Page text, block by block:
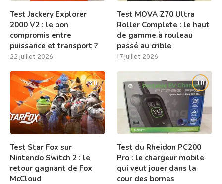
Test Jackery Explorer
2000 V2 : le bon
compromis entre
puissance et transport ?
22 juillet 2026
Test MOVA Z70 Ultra
Roller Complete : le haut
de gamme à rouleau
passé au crible
17 juillet 2026
8.0
Test Star Fox sur
Nintendo Switch 2 : le
retour gagnant de Fox
McCloud
9.0
Test du Rheidon PC200
Pro : le chargeur mobile
qui veut jouer dans la
cour des bornes